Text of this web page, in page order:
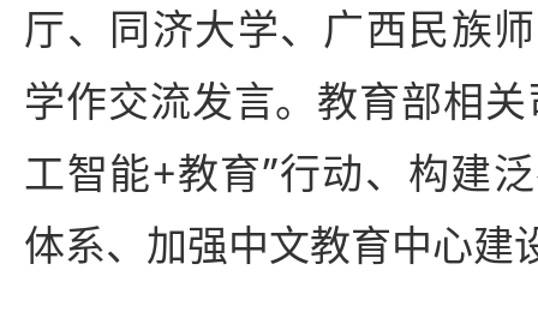
厅、同济大学、广西民族
学作交流发言。教育部相
工智能+教育”行动、构建
体系、加强中文教育中心建